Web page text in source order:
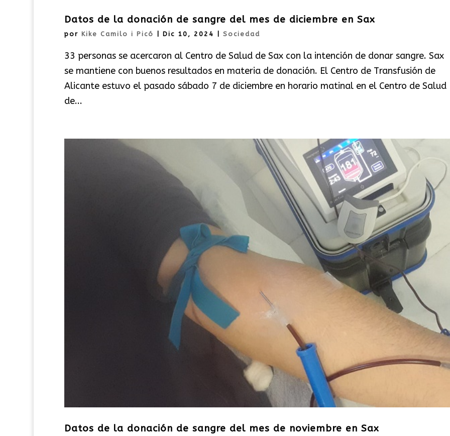
Datos de la donación de sangre del mes de diciembre en Sax
por Kike Camilo i Picó Dic 10, 2024 Sociedad
33 personas se acercaron al Centro de Salud de Sax con la intención de donar sangre. Sax
se mantiene con buenos resultados en materia de donación. El Centro de Transfusión de
Alicante estuvo el pasado sábado 7 de diciembre en horario matinal en el Centro de Salud
de...
Datos de la donación de sangre del mes de noviembre en Sax